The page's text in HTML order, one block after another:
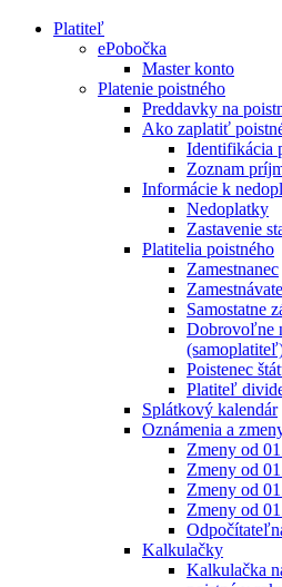
Platiteľ
ePobočka
Master konto
Platenie poistného
Preddavky na
Ako zaplatiť
Identifikácia
Zoznam
Informácie k
Nedoplatky
Zastavenie
Platitelia poistného
Zamestnanec
Samostatne
Dobrovoľne
Poistenec
Platiteľ
Splátkový kalendár
Oznámenia a
Zmeny od
Zmeny od
Zmeny od
Zmeny od
Kalkulačky
Kalkulačka